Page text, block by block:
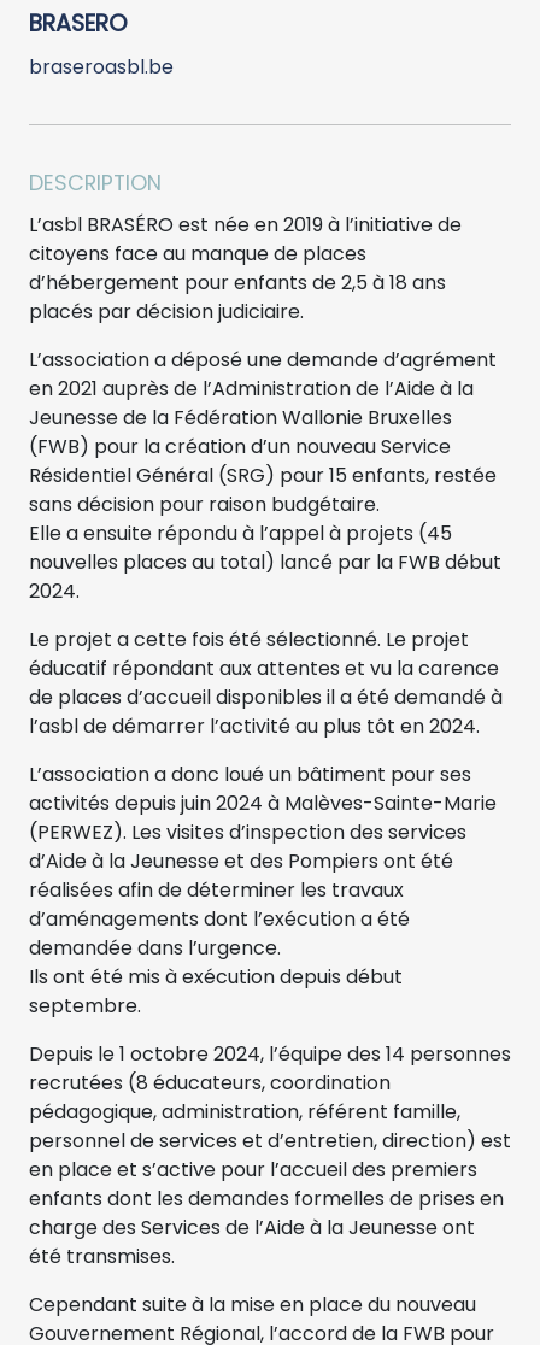
BRASERO
braseroasbl.be
DESCRIPTION
L’asbl BRASÉRO est née en 2019 à l’initiative de
citoyens face au manque de places
d’hébergement pour enfants de 2,5 à 18 ans
placés par décision judiciaire.
L’association a déposé une demande d’agrément
en 2021 auprès de l’Administration de l’Aide à la
Jeunesse de la Fédération Wallonie Bruxelles
(FWB) pour la création d’un nouveau Service
Résidentiel Général (SRG) pour 15 enfants, restée
sans décision pour raison budgétaire.
Elle a ensuite répondu à l’appel à projets (45
nouvelles places au total) lancé par la FWB début
2024.
Le projet a cette fois été sélectionné. Le projet
éducatif répondant aux attentes et vu la carence
de places d’accueil disponibles il a été demandé à
l’asbl de démarrer l’activité au plus tôt en 2024.
L’association a donc loué un bâtiment pour ses
activités depuis juin 2024 à Malèves-Sainte-Marie
(PERWEZ). Les visites d’inspection des services
d’Aide à la Jeunesse et des Pompiers ont été
réalisées afin de déterminer les travaux
d’aménagements dont l’exécution a été
demandée dans l’urgence.
Ils ont été mis à exécution depuis début
septembre.
Depuis le 1 octobre 2024, l’équipe des 14 personnes
recrutées (8 éducateurs, coordination
pédagogique, administration, référent famille,
personnel de services et d’entretien, direction) est
en place et s’active pour l’accueil des premiers
enfants dont les demandes formelles de prises en
charge des Services de l’Aide à la Jeunesse ont
été transmises.
Cependant suite à la mise en place du nouveau
Gouvernement Régional, l’accord de la FWB pour